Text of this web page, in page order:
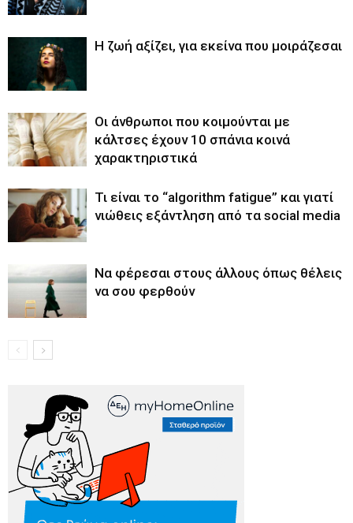
Η ζωή αξίζει, για εκείνα που μοιράζεσαι
Οι άνθρωποι που κοιμούνται με
κάλτσες έχουν 10 σπάνια κοινά
χαρακτηριστικά
Τι είναι το “algorithm fatigue” και γιατί
νιώθεις εξάντληση από τα social media
Να φέρεσαι στους άλλους όπως θέλεις
να σου φερθούν